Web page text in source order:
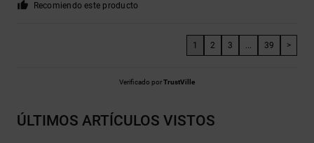
Recomiendo este producto
1 2 3 ... 39 >
Verificado porTrustVille
ÚLTIMOS ARTÍCULOS VISTOS